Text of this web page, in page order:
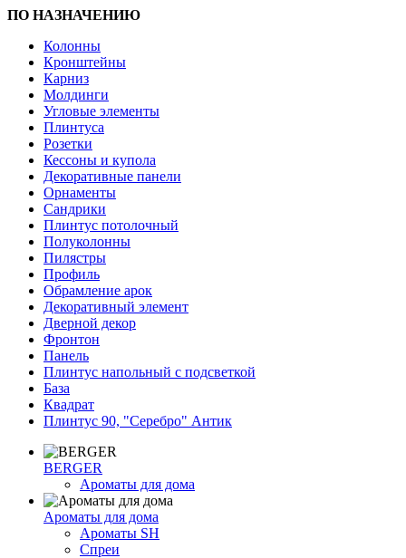
ПО НАЗНАЧЕНИЮ
Колонны
Кронштейны
Карниз
Молдинги
Угловые элементы
Плинтуса
Розетки
Кессоны и купола
Декоративные панели
Орнаменты
Сандрики
Плинтус потолочный
Полуколонны
Пилястры
Профиль
Обрамление арок
Декоративный элемент
Дверной декор
Фронтон
Панель
Плинтус напольный с подсветкой
База
Квадрат
Плинтус 90, "Серебро" Антик
BERGER
Ароматы для дома
Ароматы для дома
Ароматы SH
Спреи